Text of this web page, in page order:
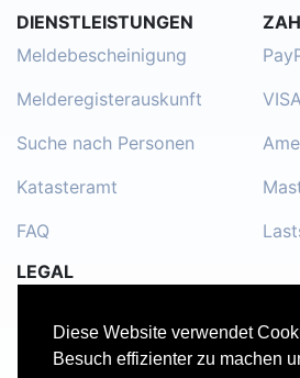
Diese Website verwendet
Besuch effizienter zu machen
DIENSTLEISTUNGEN
Meldebescheinigung
Melderegisterauskunft
Suche nach Personen
Katasteramt
FAQ
LEGAL
Kontakt